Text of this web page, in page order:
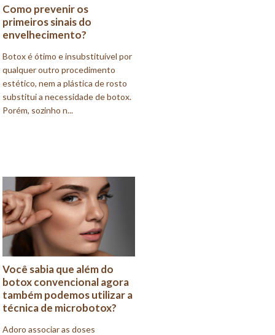
Como prevenir os
primeiros sinais do
envelhecimento?
Botox é ótimo e insubstituível por
qualquer outro procedimento
estético, nem a plástica de rosto
substitui a necessidade de botox.
Porém, sozinho n...
Você sabia que além do
botox convencional agora
também podemos utilizar a
técnica de microbotox?
Adoro associar as doses